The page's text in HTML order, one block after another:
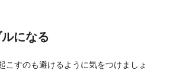
になる
こすのも避けるように気をつけましょ